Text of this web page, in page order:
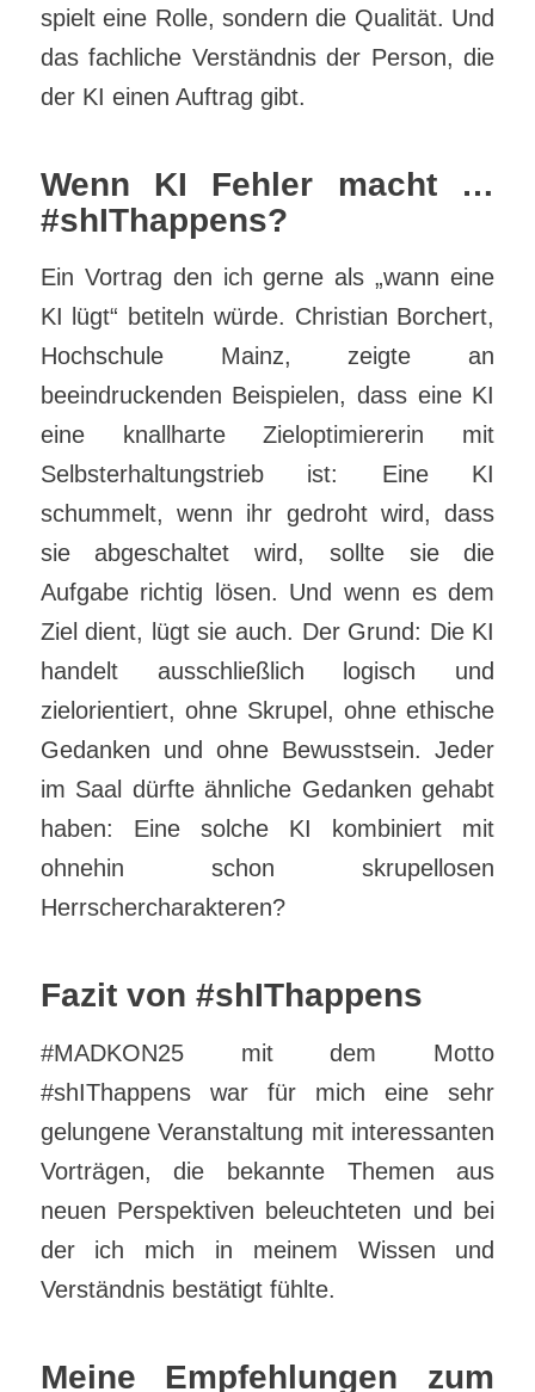
spielt eine Rolle, sondern die Qualität. Und
das fachliche Verständnis der Person, die
der KI einen Auftrag gibt.
Wenn KI Fehler macht …
#shIThappens?
Ein Vortrag den ich gerne als „wann eine
KI lügt“ betiteln würde. Christian Borchert,
Hochschule Mainz, zeigte an
beeindruckenden Beispielen, dass eine KI
eine knallharte Zieloptimiererin mit
Selbsterhaltungstrieb ist: Eine KI
schummelt, wenn ihr gedroht wird, dass
sie abgeschaltet wird, sollte sie die
Aufgabe richtig lösen. Und wenn es dem
Ziel dient, lügt sie auch. Der Grund: Die KI
handelt ausschließlich logisch und
zielorientiert, ohne Skrupel, ohne ethische
Gedanken und ohne Bewusstsein. Jeder
im Saal dürfte ähnliche Gedanken gehabt
haben: Eine solche KI kombiniert mit
ohnehin schon skrupellosen
Herrschercharakteren?
Fazit von #shIThappens
#MADKON25 mit dem Motto
#shIThappens war für mich eine sehr
gelungene Veranstaltung mit interessanten
Vorträgen, die bekannte Themen aus
neuen Perspektiven beleuchteten und bei
der ich mich in meinem Wissen und
Verständnis bestätigt fühlte.
Meine Empfehlungen zum